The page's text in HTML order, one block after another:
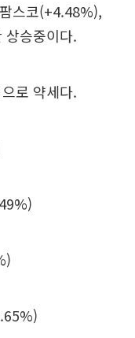
스코(+4.48%),
승중이다.
로 약세다.